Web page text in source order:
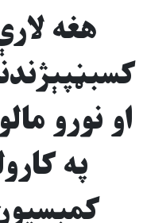
هغه
او نورو
په